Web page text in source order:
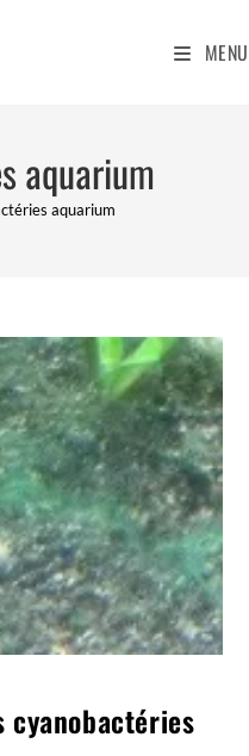
MENU
aquarium
aquarium
cyanobactéries